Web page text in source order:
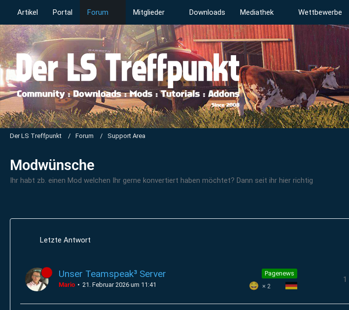
Artikel Portal Forum Mitglieder Downloads Mediathek Wettbewerbe
Der LS Treffpunkt Forum Support Area
Modwünsche
Ihr habt zb. einen Mod welchen Ihr gerne konvertiert haben möchtet? Dann seit ihr hier richtig
Letzte Antwort
Pagenews
Unser Teamspeak³ Server
2
Mario 21. Februar 2026 um 11:41
1